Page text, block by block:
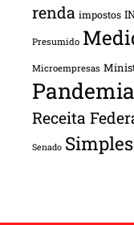
renda impostos
Presumido
Microempresas
Pandemia
Receita
Senado